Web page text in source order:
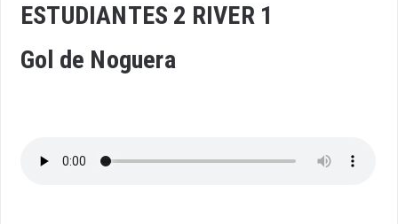
ESTUDIANTES 2 RIVER 1
Gol de Noguera